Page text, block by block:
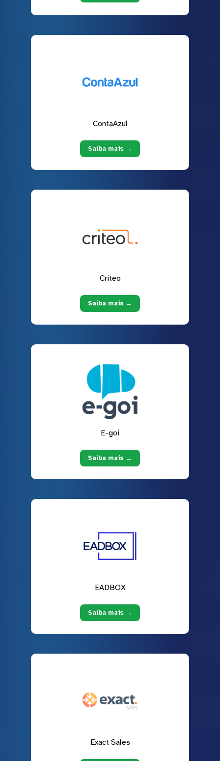
ContaAzul
Saiba mais →
Criteo
Saiba mais →
E-goi
Saiba mais →
EADBOX
Saiba mais →
Exact Sales